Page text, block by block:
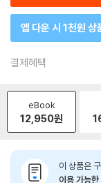
앱 다운 시 1천원 상
결제혜택
eBook
12,950원
이 상품은
이용 가능한